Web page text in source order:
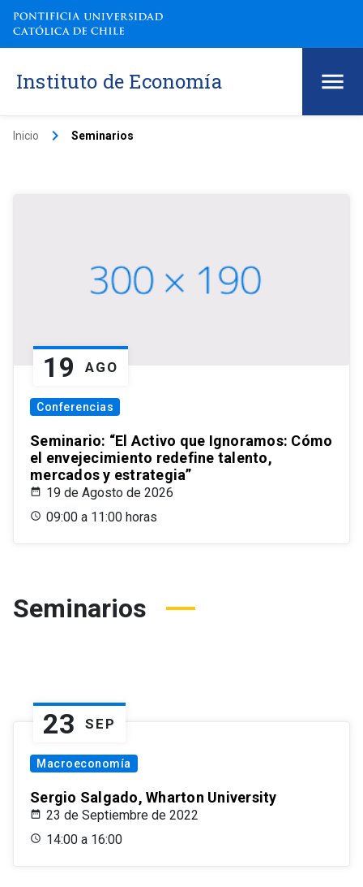
Instituto de Economía
Inicio keyboard_arrow_right Seminarios
19 AGO
Conferencias
Seminario: “El Activo que Ignoramos: Cómo
el envejecimiento redefine talento,
mercados y estrategia”
19 de Agosto de 2026
09:00 a 11:00 horas
Seminarios
23 SEP
Macroeconomía
Sergio Salgado, Wharton University
23 de Septiembre de 2022
14:00 a 16:00